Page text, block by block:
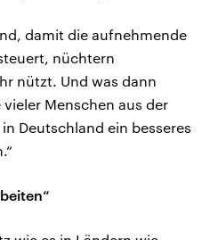
damit die aufnehmende
nüchtern
nützt. Und was dann
Menschen aus der
Deutschland ein besseres